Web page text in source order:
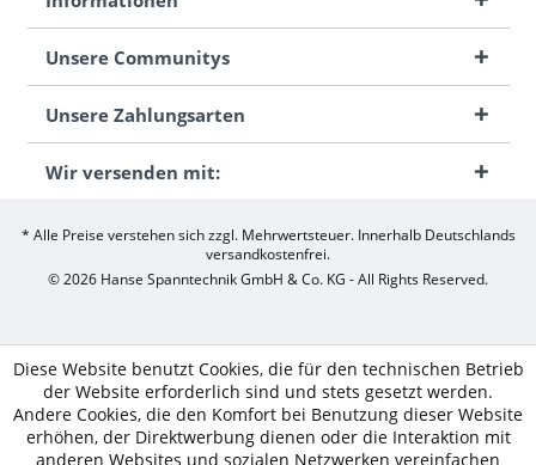
Unsere Communitys
Unsere Zahlungsarten
Wir versenden mit:
* Alle Preise verstehen sich zzgl. Mehrwertsteuer. Innerhalb Deutschlands
versandkostenfrei.
© 2026 Hanse Spanntechnik GmbH & Co. KG - All Rights Reserved.
Diese Website benutzt Cookies, die für den technischen Betrieb
der Website erforderlich sind und stets gesetzt werden.
Andere Cookies, die den Komfort bei Benutzung dieser Website
erhöhen, der Direktwerbung dienen oder die Interaktion mit
anderen Websites und sozialen Netzwerken vereinfachen